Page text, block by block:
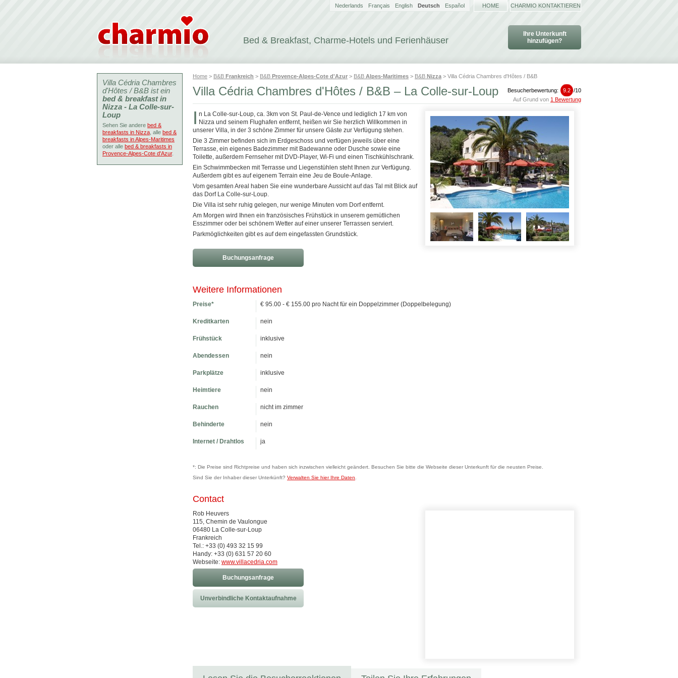
Bed & Breakfast, Charme-Hotels und Ferienhäuser
Ihre Unterkunft
hinzufügen?
Nederlands Français English Deutsch Español HOME CHARMIO KONTAKTIEREN
Home > B&B Frankreich > B&B Provence-Alpes-Cote d'Azur > B&B Alpes-Maritimes > B&B Nizza > Villa Cédria Chambres d'Hôtes / B&B
Besucherbewertung: 9.2 /10
Auf Grund von 1 Bewertung
Villa Cédria Chambres d'Hôtes / B&B – La Colle-sur-Loup
I n La Colle-sur-Loup, ca. 3km von St. Paul-de-Vence und lediglich 17 km von
Nizza und seinem Flughafen entfernt, heißen wir Sie herzlich Willkommen in
unserer Villa, in der 3 schöne Zimmer für unsere Gäste zur Verfügung stehen.
Die 3 Zimmer befinden sich im Erdgeschoss und verfügen jeweils über eine
Terrasse, ein eigenes Badezimmer mit Badewanne oder Dusche sowie eine
Toilette, außerdem Fernseher mit DVD-Player, Wi-Fi und einen Tischkühlschrank.
Ein Schwimmbecken mit Terrasse und Liegenstühlen steht Ihnen zur Verfügung.
Außerdem gibt es auf eigenem Terrain eine Jeu de Boule-Anlage.
Vom gesamten Areal haben Sie eine wunderbare Aussicht auf das Tal mit Blick auf
das Dorf La Colle-sur-Loup.
Die Villa ist sehr ruhig gelegen, nur wenige Minuten vom Dorf entfernt.
Am Morgen wird Ihnen ein französisches Frühstück in unserem gemütlichen
Esszimmer oder bei schönem Wetter auf einer unserer Terrassen serviert.
Parkmöglichkeiten gibt es auf dem eingefassten Grundstück.
Buchungsanfrage
Weitere Informationen
Preise* € 95.00 - € 155.00 pro Nacht für ein Doppelzimmer (Doppelbelegung)
Kreditkarten nein
Frühstück inklusive
Abendessen nein
Parkplätze inklusive
Heimtiere nein
Rauchen nicht im zimmer
Behinderte nein
Internet / Drahtlos ja
*: Die Preise sind Richtpreise und haben sich inzwischen vielleicht geändert. Besuchen Sie bitte die Webseite dieser Unterkunft für die neusten Preise.
Sind Sie der Inhaber dieser Unterkünft? Verwalten Sie hier Ihre Daten
Contact
Rob Heuvers
115, Chemin de Vaulongue
06480 La Colle-sur-Loup
Frankreich
Tel.: +33 (0) 493 32 15 99
Handy: +33 (0) 631 57 20 60
Webseite: www.villacedria.com
Buchungsanfrage
Unverbindliche Kontaktaufnahme
Villa Cédria Chambres
d'Hôtes / B&B ist ein
bed & breakfast in
Nizza - La Colle-sur-
Loup
Sehen Sie andere bed &
breakfasts in Nizza , alle bed &
breakfasts in Alpes-Maritimes
oder alle bed & breakfasts in
Provence-Alpes-Cote d'Azur.